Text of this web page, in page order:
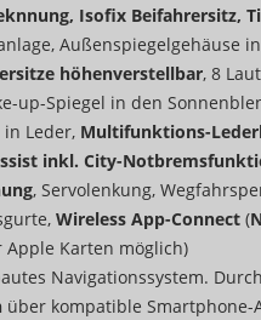
Isofix Beifahrersitz,
Außenspiegelgehäuse
höhenverstellbar, 8
up-Spiegel in den
Leder, Multifunktions-
inkl. City-
, Servolenkung,
Wireless App-Connect (
Apple Karten möglich)
Navigationssystem. Durch
über kompatible Smartphone-